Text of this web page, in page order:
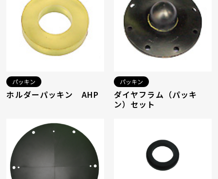
パッキン
ホルダーパッキン AHP
パッキン
ダイヤフラム（パッキ
ン）セット